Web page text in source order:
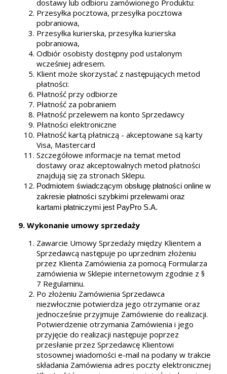
dostawy lub odbioru zamówionego Produktu:
Przesyłka pocztowa, przesyłka pocztowa
pobraniowa,
Przesyłka kurierska, przesyłka kurierska
pobraniowa,
Odbiór osobisty dostępny pod ustalonym
wcześniej adresem.
Klient może skorzystać z następujących metod
płatności:
Płatność przy odbiorze
Płatność za pobraniem
Płatność przelewem na konto Sprzedawcy
Płatności elektroniczne
Płatność kartą płatniczą - akceptowane są karty
Visa, Mastercard
Szczegółowe informacje na temat metod
dostawy oraz akceptowalnych metod płatności
znajdują się za stronach Sklepu.
Podmiotem świadczącym obsługę płatności online w
zakresie płatności szybkimi przelewami oraz
kartami płatniczymi jest PayPro S.A.
9. Wykonanie umowy sprzedaży
Zawarcie Umowy Sprzedaży między Klientem a
Sprzedawcą następuje po uprzednim złożeniu
przez Klienta Zamówienia za pomocą Formularza
zamówienia w Sklepie internetowym zgodnie z §
7 Regulaminu.
Po złożeniu Zamówienia Sprzedawca
niezwłocznie potwierdza jego otrzymanie oraz
jednocześnie przyjmuje Zamówienie do realizacji.
Potwierdzenie otrzymania Zamówienia i jego
przyjęcie do realizacji następuje poprzez
przesłanie przez Sprzedawcę Klientowi
stosownej wiadomości e-mail na podany w trakcie
składania Zamówienia adres poczty elektronicznej